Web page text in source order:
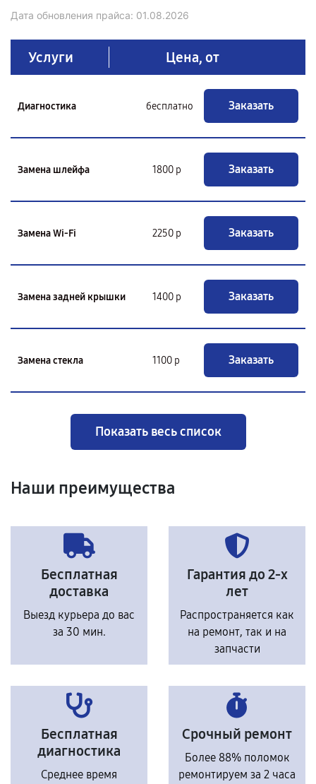
Дата обновления прайса: 01.08.2026
Услуги Цена, от
Диагностика бесплатно Заказать
Замена шлейфа 1800 р Заказать
Замена Wi-Fi 2250 р Заказать
Замена задней крышки 1400 р Заказать
Замена стекла 1100 р Заказать
Показать весь список
Наши преимущества
Бесплатная
доставка
Выезд курьера до вас
за 30 мин.
Гарантия до 2-х
лет
Распространяется как
на ремонт, так и на
запчасти
Бесплатная
диагностика
Среднее время
Срочный ремонт
Более 88% поломок
ремонтируем за 2 часа